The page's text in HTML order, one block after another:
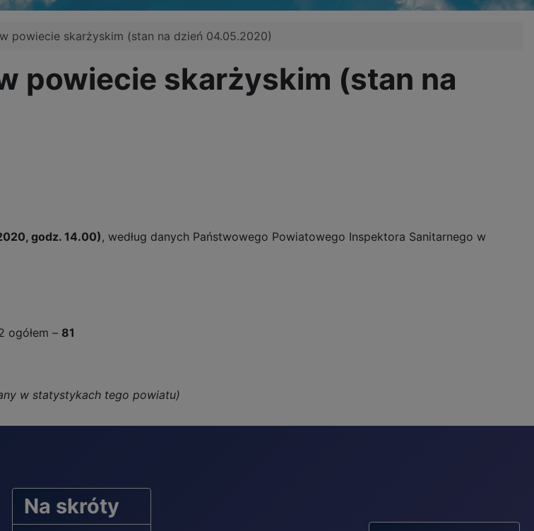
powiecie skarżyskim (stan na dzień 04.05.2020)
powiecie skarżyskim (stan na
godz. 14.00), według danych Państwowego Powiatowego Inspektora Sanitarnego w
ogółem – 81
w statystykach tego powiatu)
Na skróty